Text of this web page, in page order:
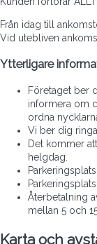
Från idag till
Vid utebliven
Ytterligare
Företaget ber
informera om
ordna
Vi ber dig
Det kommer
helgdag.
Återbetalning
mellan 5 och
Karta och